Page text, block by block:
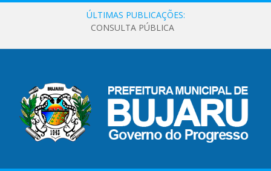
ÚLTIMAS PUBLICAÇÕES:
CONSULTA PÚBLICA